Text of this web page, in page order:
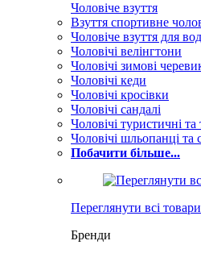
Чоловіче взуття
Взуття спортивне
Чоловіче взуття для
Чоловічі велінгтони
Чоловічі зимові
Чоловічі кеди
Чоловічі кросівки
Чоловічі сандалі
Чоловічі туристичні та
Чоловічі шльопанці та
Побачити більше...
Переглянути всі товари
Бренди